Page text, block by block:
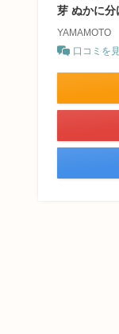
芽 ぬかに分
YAMAMOTO
口コミを